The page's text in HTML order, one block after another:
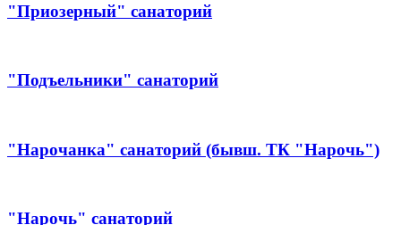
"Приозерный" санаторий
"Подъельники" санаторий
"Нарочанка" санаторий (бывш. ТК "Нарочь")
"Нарочь" санаторий